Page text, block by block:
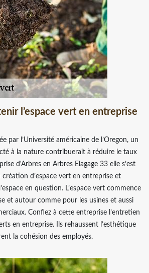
l’espace vert en entreprise
par l’Université américaine de l’Oregon, un
à la nature contribuerait à réduire le taux
d'Arbres en Arbres Elagage 33 elle s’est
d’espace vert en entreprise et
en question. L’espace vert commence
et autour comme pour les usines et aussi
Confiez à cette entreprise l’entretien
en entreprise. Ils rehaussent l’esthétique
la cohésion des employés.